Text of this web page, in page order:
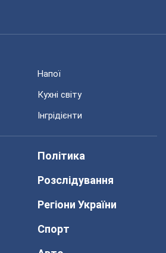
Напої
Кухні світу
Інгрідієнти
Політика
Розслідування
Регіони України
Спорт